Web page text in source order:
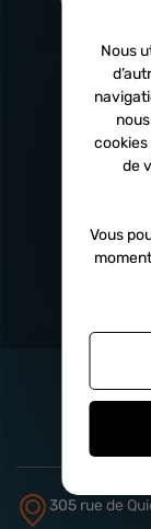
rapide
Sous 24h à
305 rue de
Nous
de
Vous